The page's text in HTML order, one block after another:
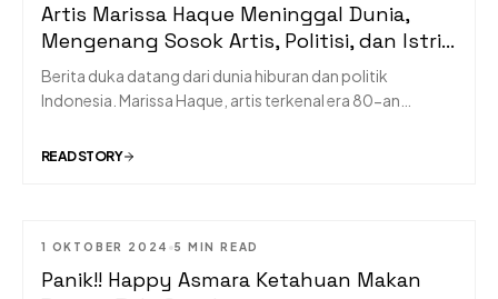
Artis Marissa Haque Meninggal Dunia,
Mengenang Sosok Artis, Politisi, dan Istri
Ikang Fawzi
Berita duka datang dari dunia hiburan dan politik
Indonesia. Marissa Haque, artis terkenal era 80-an
PPP, dan PAN, meninggal dunia pada dini hari, Rabu, 2
penggemarnya.
READ STORY
MUSIC
1 OKTOBER 2024 5 MIN READ
Panik!! Happy Asmara Ketahuan Makan